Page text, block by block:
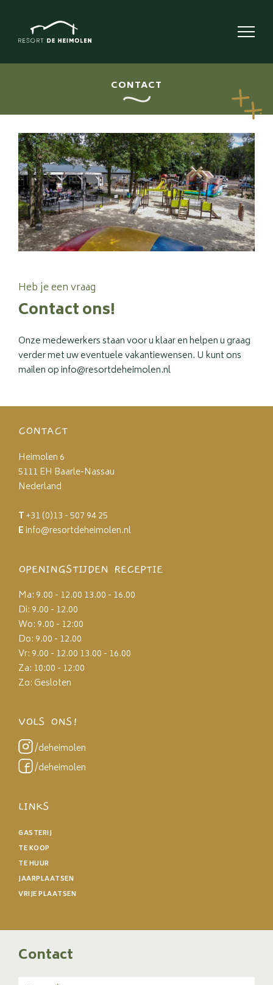
CONTACT
Heb je een vraag
Contact ons!
Onze medewerkers staan voor u klaar en helpen u graag
verder met uw eventuele vakantiewensen. U kunt ons
mailen op info@resortdeheimolen.nl
CONTACT
Heimolen 6
5111 EH Baarle-Nassau
Nederland
T+31 (0)13 - 507 94 25
Einfo@resortdeheimolen.nl
OPENINGSTIJDEN RECEPTIE
Ma: 9.00 - 12.00 13.00 - 16.00
Di: 9.00 - 12.00
Wo: 9.00 - 12:00
Do: 9.00 - 12.00
Vr: 9.00 - 12.00 13.00 - 16.00
Za: 10:00 - 12:00
Zo: Gesloten
VOLS ONS!
/deheimolen
/deheimolen
LINKS
GASTERIJ
TE KOOP
TE HUUR
JAARPLAATSEN
VRIJE PLAATSEN
Contact